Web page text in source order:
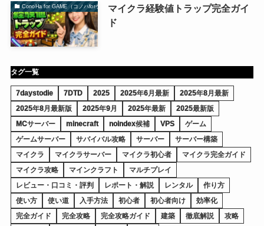
ConoHa for GAME（コノハforゲーム）マイクラ経験値トラップ完全ガイ
ド
タグ一覧
7daystodie 7DTD 2025 2025年6月最新
2025年8月最新
2025年8月最新版
2025年9月 2025年最新
2025最新版
MCサーバー
minecraft noindex候補 VPS
ゲーム
ゲームサーバー
サバイバル攻略 サーバー
サーバー構築
マイクラ
マイクラサーバー マイクラ初心者
マイクラ完全ガイド
マイクラ攻略
マインクラフト
マルチプレイ
レビュー・口コミ・評判
レポート・解説 レンタル
作り方
使い方
使い道 入手方法 初心者 初心者向け
効率化
完全ガイド
完全攻略 完全攻略ガイド 建築 徹底解説
攻略